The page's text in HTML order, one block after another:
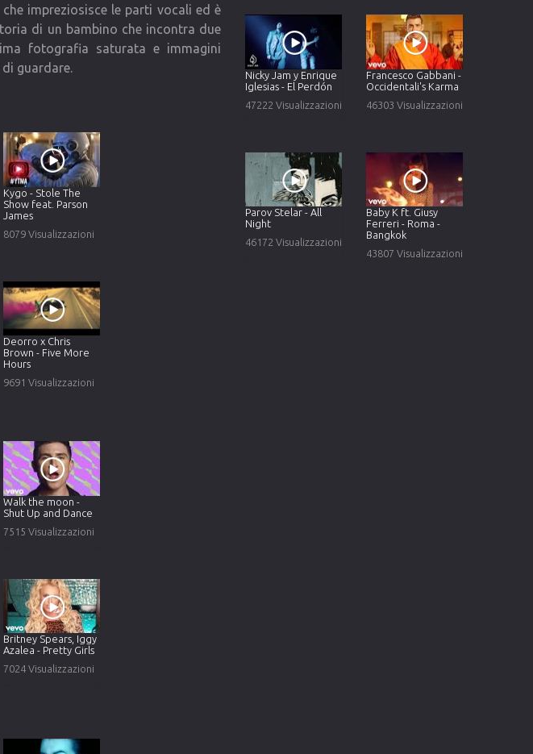
impreziosisce le parti vocali ed è
di un bambino che incontra due
fotografia saturata e immagini
guardare.
Kygo - Stole The
Show feat. Parson
James
8079 Visualizzazioni
Deorro x Chris
Brown - Five More
Hours
9691 Visualizzazioni
Walk the moon -
Shut Up and Dance
7515 Visualizzazioni
Britney Spears, Iggy
Azalea - Pretty Girls
7024 Visualizzazioni
Nicky Jam y Enrique
Iglesias - El Perdón
47222 Visualizzazioni
Francesco Gabbani -
Occidentali's Karma
46303 Visualizzazioni
Parov Stelar - All
Night
46172 Visualizzazioni
Baby K ft. Giusy
Ferreri - Roma -
Bangkok
43807 Visualizzazioni